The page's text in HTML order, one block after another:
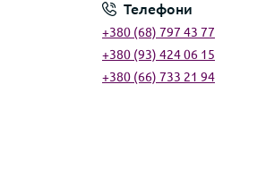
Телефони
+380 (68) 797 43 77
+380 (93) 424 06 15
+380 (66) 733 21 94